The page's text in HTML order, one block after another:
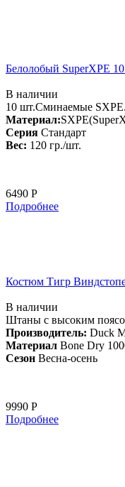
Белолобый SuperXPE
В наличии
10 шт.Сминаемые
Материал:
Серия Стандарт
Вес: 120 гр./шт.
6490 Р
Подробнее
Костюм Тигр
В наличии
Штаны с высоким
Производитель: Duck
Материал Bone Dry
Сезон Весна-осень
9990 Р
Подробнее